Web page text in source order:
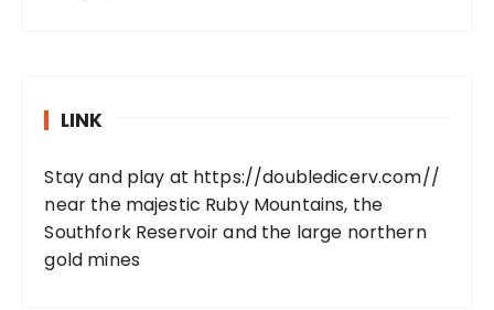
LINK
Stay and play at https://doubledicerv.com//
near the majestic Ruby Mountains, the
Southfork Reservoir and the large northern
gold mines